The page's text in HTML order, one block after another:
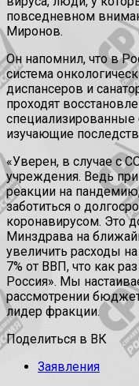
повседневном
Миронов.
Он напомнил, что в
система
диспансеров и
проходят
изучающие
«Уверен, в случае с
учреждения. Ведь
реакции на
заботиться о
коронавирусом. Это
Минздрава на
увеличить расходы
7% от ВВП, что как
Россия». Мы
рассмотрении
лидер фракции.
Поделиться в ВК
Заявления